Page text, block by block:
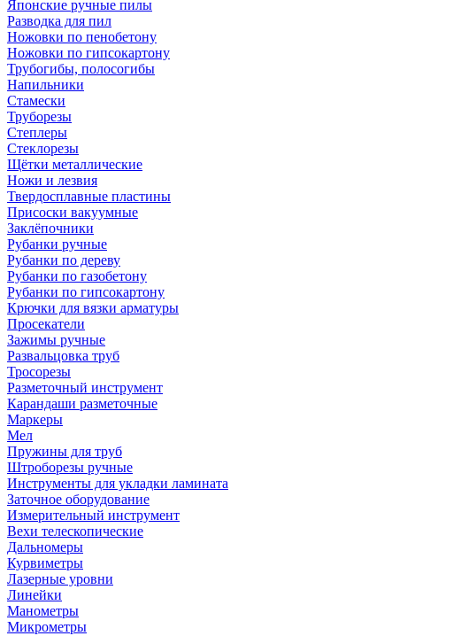
Японские ручные пилы
Разводка для пил
Ножовки по пенобетону
Ножовки по гипсокартону
Трубогибы, полосогибы
Напильники
Стамески
Труборезы
Степлеры
Стеклорезы
Щётки металлические
Ножи и лезвия
Твердосплавные пластины
Присоски вакуумные
Заклёпочники
Рубанки ручные
Рубанки по дереву
Рубанки по газобетону
Рубанки по гипсокартону
Крючки для вязки арматуры
Просекатели
Зажимы ручные
Развальцовка труб
Тросорезы
Разметочный инструмент
Карандаши разметочные
Маркеры
Мел
Пружины для труб
Штроборезы ручные
Инструменты для укладки ламината
Заточное оборудование
Измерительный инструмент
Вехи телескопические
Дальномеры
Курвиметры
Лазерные уровни
Линейки
Манометры
Микрометры